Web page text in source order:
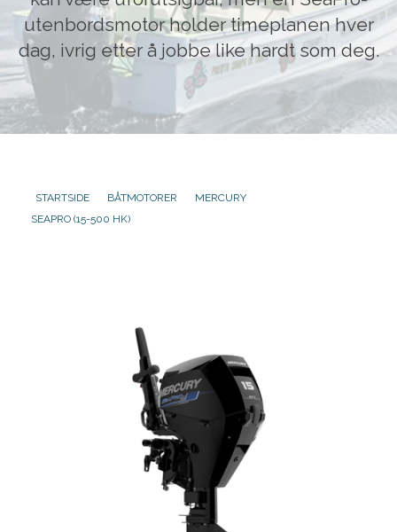
Båtopplag
Formidlingssalg
utenbordsmotor holder timeplanen hver
dag, ivrig etter å jobbe like hardt som deg.
STARTSIDE BÅTMOTORER
MERCURY
SEAPRO (15-500 HK)